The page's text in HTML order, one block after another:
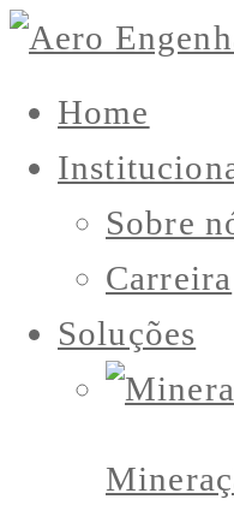
Home
Sobre
Carreira
Soluções